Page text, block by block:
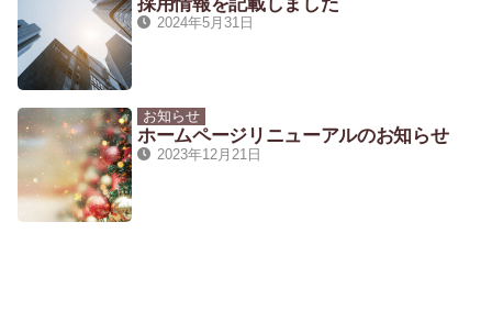
2024年5月31日
お知らせ
ホームページリニューアルのお知らせ
2023年12月21日